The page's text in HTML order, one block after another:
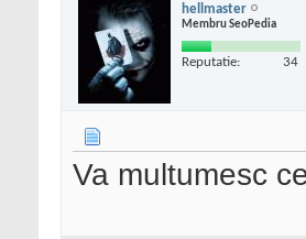
hellmaster
Membru SeoPedia
Reputatie: 34
Va multumesc